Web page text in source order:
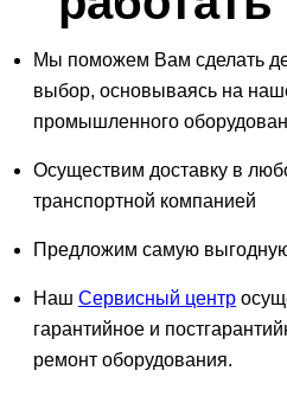
Мы поможем Вам сделать
выбор, основываясь на
промышленного
Осуществим доставку в
транспортной компанией
Предложим самую
Наш Сервисный центр
гарантийное и
ремонт оборудования.